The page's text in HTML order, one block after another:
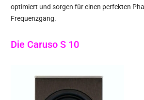
optimiert und sorgen für einen perfekten
Frequenzgang.
Die Caruso S 10